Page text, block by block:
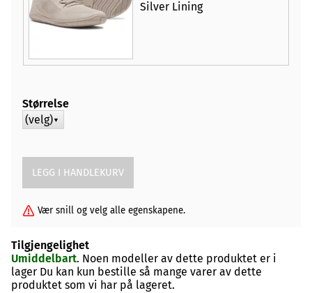
Silver Lining
Størrelse
(velg) ▼
Vær snill og velg alle egenskapene.
Tilgjengelighet
Umiddelbart. Noen modeller av dette produktet er i
lager Du kan kun bestille så mange varer av dette
produktet som vi har på lageret.